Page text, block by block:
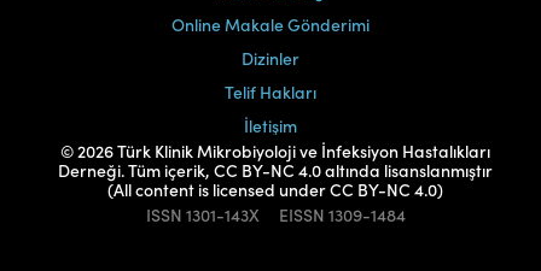
Online Makale Gönderimi
Dizinler
Telif Hakları
İletişim
© 2026 Türk Klinik Mikrobiyoloji ve İnfeksiyon Hastalıkları
Derneği. Tüm içerik, CC BY-NC 4.0 altında lisanslanmıştır
(All content is licensed under CC BY-NC 4.0)
ISSN 1301-143X EISSN 1309-1484